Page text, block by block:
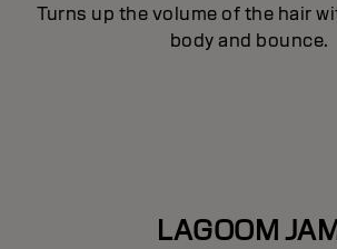
Turns up the volume of the hair
body and bounce.
LAGOOM